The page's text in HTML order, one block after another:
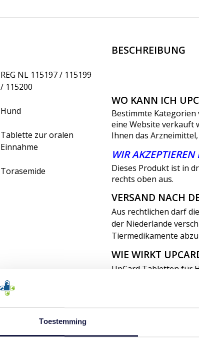
Toestemming
REG NL 115197 / 115199
/ 115200
Hund
Tablette zur oralen
Einnahme
Torasemide
BESCHREIBUNG
WO KANN ICH
Bestimmte
eine Website verkauft
Ihnen das
WIR
Dieses Produkt ist in
rechts oben aus.
VERSAND NACH
Aus rechtlichen darf
der Niederlande
Tiermedikamente
WIE WIRKT
UpCard Tabletten für
Ödemen
Wirkstoff in den
Körpergewebe
UPCARD HUND